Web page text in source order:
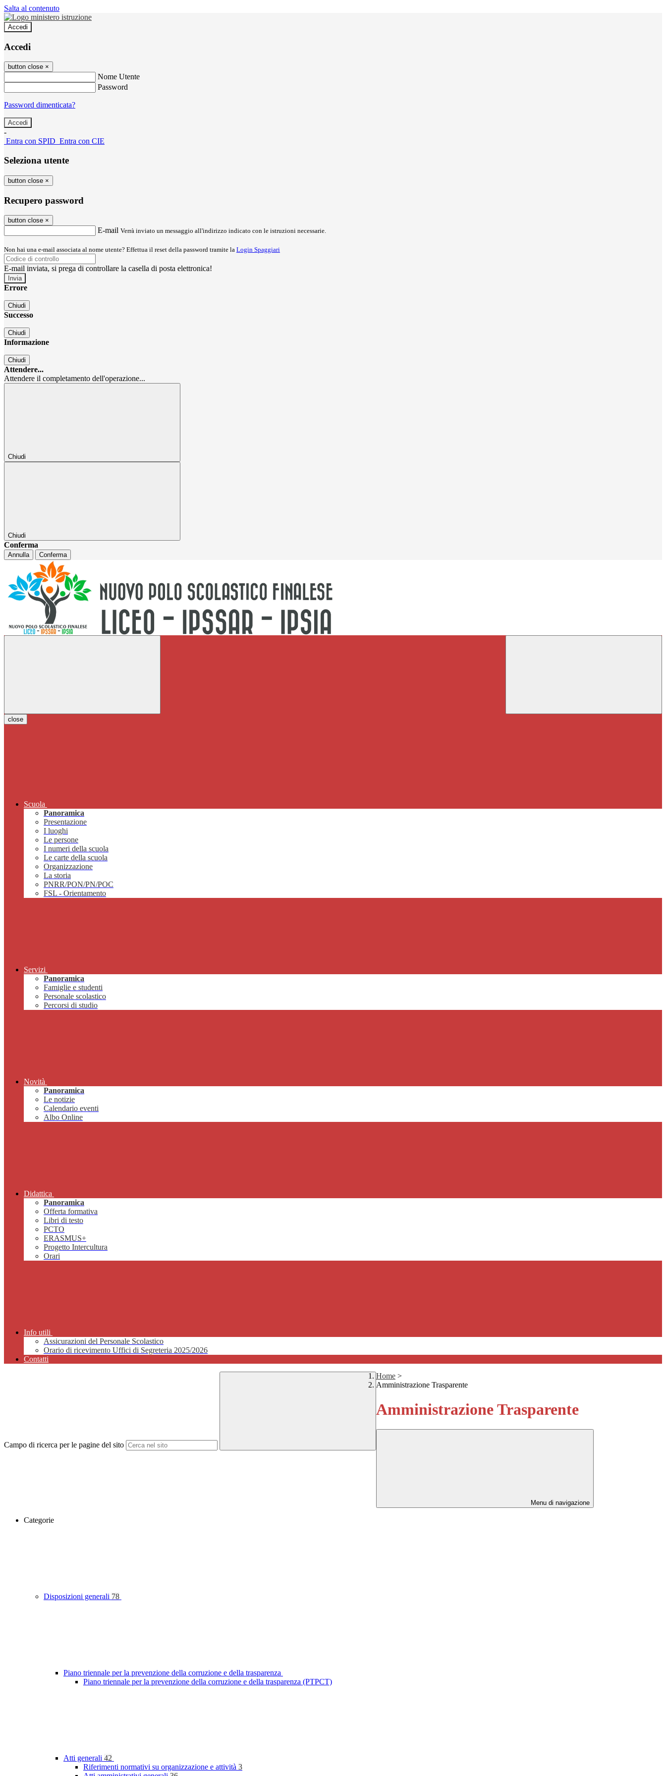
Salta al contenuto
Accedi
Accedi
button close ×
Nome Utente
Password
Password dimenticata?
-
Entra con SPID Entra con CIE
Seleziona utente
button close ×
Recupero password
button close ×
E-mail Verrà inviato un messaggio all'indirizzo indicato con le istruzioni necessarie.
Non hai una e-mail associata al nome utente? Effettua il reset della password tramite la Login Spaggiari
E-mail inviata, si prega di controllare la casella di posta elettronica!
Errore
Chiudi
Successo
Chiudi
Informazione
Chiudi
Attendere...
Attendere il completamento dell'operazione...
Chiudi
Chiudi
Conferma
Annulla Conferma
close
Scuola
Panoramica
Presentazione
I luoghi
Le persone
I numeri della scuola
Le carte della scuola
Organizzazione
La storia
PNRR/PON/PN/POC
FSL - Orientamento
Servizi
Panoramica
Famiglie e studenti
Personale scolastico
Percorsi di studio
Novità
Panoramica
Le notizie
Calendario eventi
Albo Online
Didattica
Panoramica
Offerta formativa
Libri di testo
PCTO
ERASMUS+
Progetto Intercultura
Orari
Info utili
Assicurazioni del Personale Scolastico
Orario di ricevimento Uffici di Segreteria 2025/2026
Contatti
Campo di ricerca per le pagine del sito
Home >
Amministrazione Trasparente
Amministrazione Trasparente
Menu di navigazione
Categorie
Disposizioni generali 78
Piano triennale per la prevenzione della corruzione e della trasparenza
Piano triennale per la prevenzione della corruzione e della trasparenza (PTPCT)
Atti generali 42
Riferimenti normativi su organizzazione e attività 3